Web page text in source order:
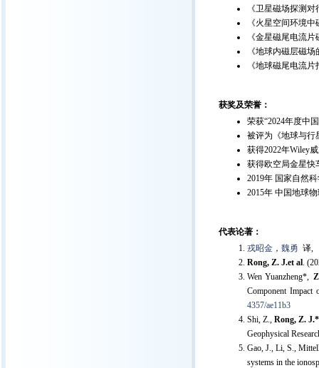
《卫星磁场探测
《火星空间环境
《金星磁尾电流
《地球内磁层磁
《地球磁尾电流
获奖及荣誉：
荣获“2024年度中
被评为《地球与
获得2022年Wiley
获得欧空局金星快
2019年 国家自然
2015年 中国地球
代表论著：
戎昭金 ， 魏勇 译,
Rong, Z. J.et al.
Wen Yuanzheng*,
Component Impact
4357/ae11b3
Shi, Z., Rong, Z. J.*
Geophysical
Gao, J., Li, S.,
systems in the